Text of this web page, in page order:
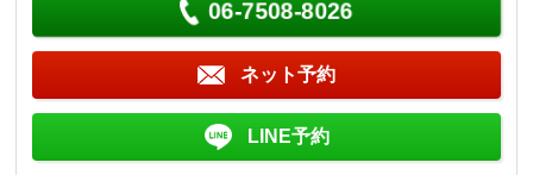
06-7508-8026
ネット予約
LINE予約